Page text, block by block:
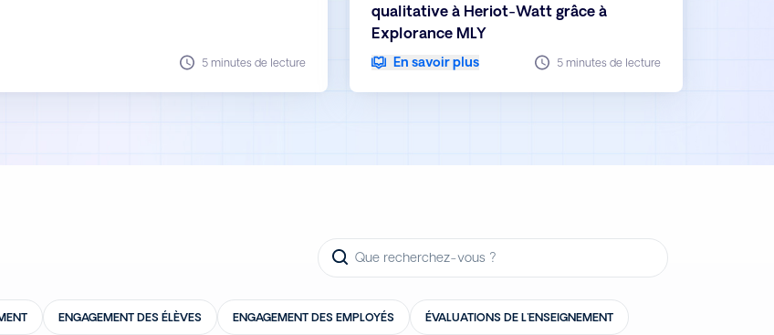
5 minutes de lecture
qualitative à Heriot-Watt grâce à
Explorance MLY
En savoir plus 5 minutes de lecture
ENGAGEMENT DES ÉLÈVES ENGAGEMENT DES EMPLOYÉS ÉVALUATIONS DE L'ENSEIGNEMENT